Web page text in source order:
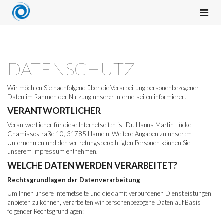
DATENSCHUTZ
Wir möchten Sie nachfolgend über die Verarbeitung personenbezogener
Daten im Rahmen der Nutzung unserer Internetseiten informieren.
VERANTWORTLICHER
Verantwortlicher für diese Internetseiten ist Dr. Hanns Martin Lücke,
Chamissostraße 10, 31785 Hameln. Weitere Angaben zu unserem
Unternehmen und den vertretungsberechtigten Personen können Sie
unserem Impressum entnehmen.
WELCHE DATEN WERDEN VERARBEITET?
Rechtsgrundlagen der Datenverarbeitung
Um Ihnen unsere Internetseite und die damit verbundenen Dienstleistungen
anbieten zu können, verarbeiten wir personenbezogene Daten auf Basis
folgender Rechtsgrundlagen: